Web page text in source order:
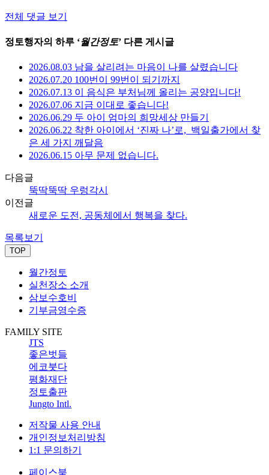
전체 댓글 보기
정토행자의 하루 ‘월간정토’ 다른 게시글
2026.08.03 남을 살리려는 마음이 나를 살렸습니다
2026.07.20 100번이 99번이 되기까지
2026.07.13 이 음식은 부처님께 올리는 공양입니다!
2026.07.06 지금 이대로 좋습니다!
2026.06.29 두 아이 엄마의 희망세상 만들기
2026.06.22 착한 아이에서 ‘진짜 나’로,_백일출가에서 찾
은 세 가지 깨달음
2026.06.15 아무 문제 없습니다.
다음글
뚝딱뚝딱 우렁각시
이전글
새로운 도전, 공동체에서 행복을 찾다.
목록보기
TOP
월간정토
실천장소 소개
삼보수호비
기부금영수증
FAMILY SITE
JTS
좋은벗들
에코붓다
평화재단
정토출판
Jungto Intl.
저작물 사용 안내
개인정보처리방침
1:1 문의하기
페이스북